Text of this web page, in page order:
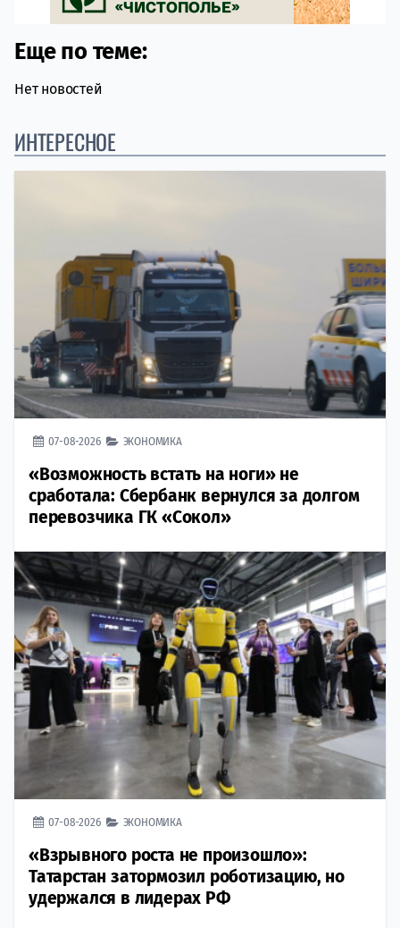
Еще по теме:
Нет новостей
ИНТЕРЕСНОЕ
07-08-2026 ЭКОНОМИКА
«Возможность встать на ноги» не
сработала: Сбербанк вернулся за долгом
перевозчика ГК «Сокол»
07-08-2026 ЭКОНОМИКА
«Взрывного роста не произошло»:
Татарстан затормозил роботизацию, но
удержался в лидерах РФ